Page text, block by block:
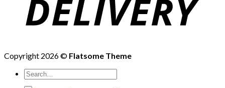
Copyright 2026 © Flatsome Theme
Search
for: